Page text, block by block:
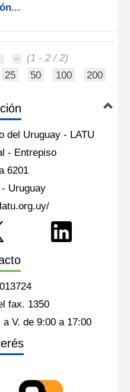
(1 - 2 / 2)
25 50 100 200
del Uruguay - LATU
- Entrepiso
6201
Uruguay
fax. 1350
V. de 9:00 a 17:00